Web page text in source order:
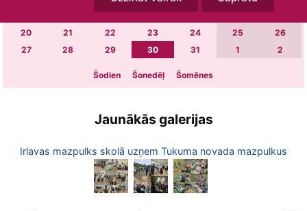
15 16 17 18
20
21 22 23 24 25
26
27
28 29 30 31 1 2
Šodien Šonedēļ Šomēnes
Jaunākās galerijas
Irlavas mazpulks skolā uzņem Tukuma novada mazpulkus